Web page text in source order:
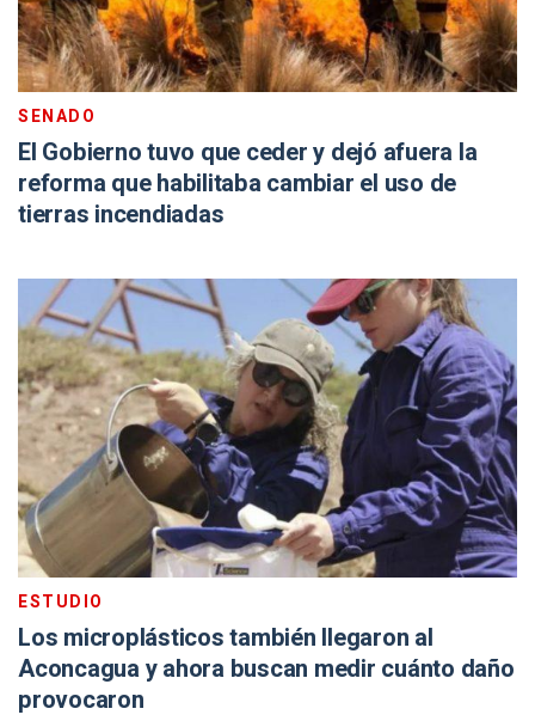
SENADO
El Gobierno tuvo que ceder y dejó afuera la
reforma que habilitaba cambiar el uso de
tierras incendiadas
ESTUDIO
Los microplásticos también llegaron al
Aconcagua y ahora buscan medir cuánto daño
provocaron